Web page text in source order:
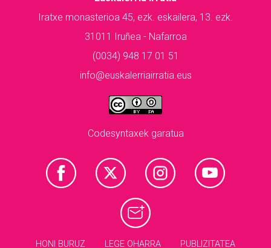
Iratxe monasterioa 45, ezk. eskailera, 13. ezk.
31011 Iruñea - Nafarroa
(0034) 948 17 01 51
info@euskalerriairratia.eus
Codesyntaxek garatua
HONI BURUZ LEGE OHARRA PUBLIZITATEA